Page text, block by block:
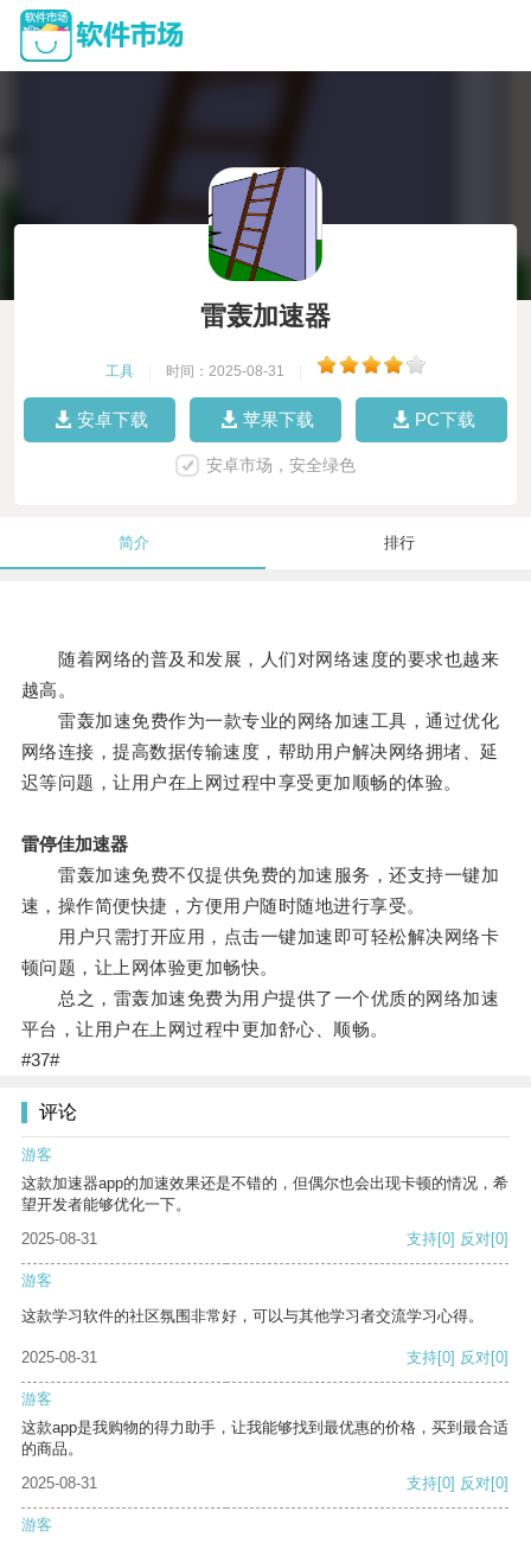
雷轰加速器
工具 时间：2025-08-31
安卓下载 苹果下载 PC下载
安卓市场，安全绿色
简介 排行
随着网络的普及和发展，人们对网络速度的要求也越来
越高。
雷轰加速免费作为一款专业的网络加速工具，通过优化
网络连接，提高数据传输速度，帮助用户解决网络拥堵、延
迟等问题，让用户在上网过程中享受更加顺畅的体验。
雷停佳加速器
雷轰加速免费不仅提供免费的加速服务，还支持一键加
速，操作简便快捷，方便用户随时随地进行享受。
用户只需打开应用，点击一键加速即可轻松解决网络卡
顿问题，让上网体验更加畅快。
总之，雷轰加速免费为用户提供了一个优质的网络加速
平台，让用户在上网过程中更加舒心、顺畅。
#37#
评论
游客
这款加速器app的加速效果还是不错的，但偶尔也会出现卡顿的情况，希
望开发者能够优化一下。
2025-08-31
支持[0] 反对[0]
游客
这款学习软件的社区氛围非常好，可以与其他学习者交流学习心得。
2025-08-31 支持[0] 反对[0]
游客
这款app是我购物的得力助手，让我能够找到最优惠的价格，买到最合适
的商品。
2025-08-31
支持[0] 反对[0]
游客